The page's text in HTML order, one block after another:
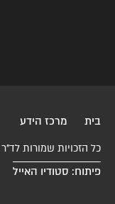
כל הזכויות שמורות
פיתוח: סטודיו האייל
בית מרכז הידע